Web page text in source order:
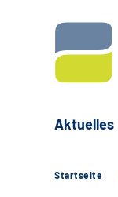
Aktuelles
Startseite